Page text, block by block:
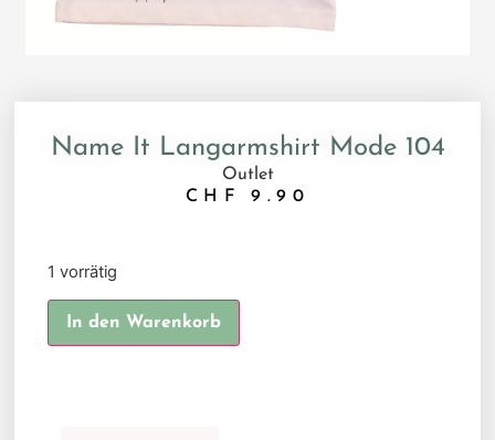
Name It Langarmshirt Mode 104
Outlet
CHF
9.90
1 vorrätig
In den Warenkorb